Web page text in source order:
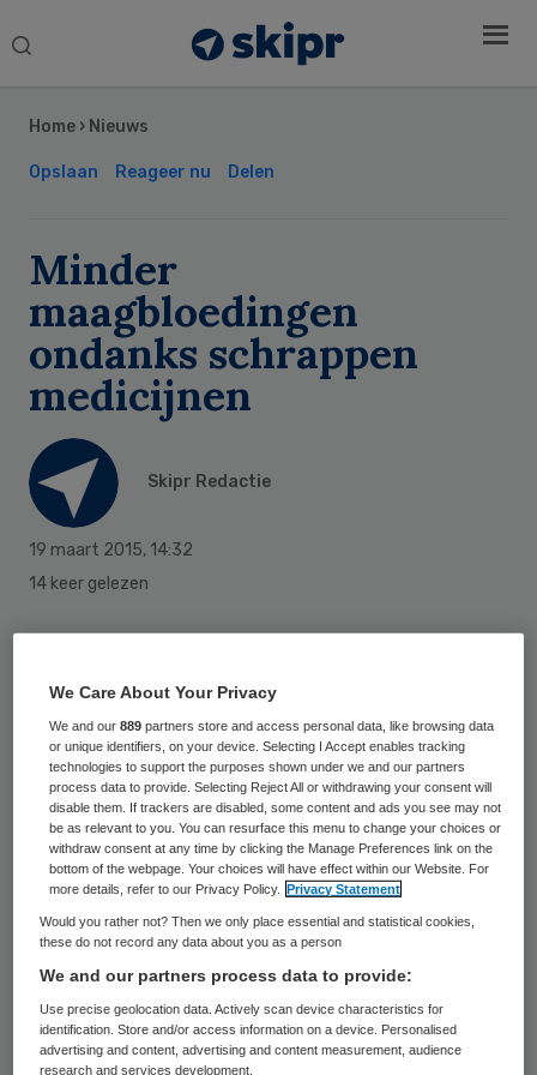
Search
Home › Nieuws
Opslaan Reageer nu Delen
Minder
maagbloedingen
ondanks schrappen
medicijnen
Skipr Redactie
19 maart 2015, 14:32
14 keer gelezen
maagbloeding zouden krijgen sinds in 2012
is bezuinigd op de vergoeding van
maagzuurremmers is niet uitgekomen.
Onderzoek dat minister Edith Schippers
(Volksgezondheid) donderdag naar de
Tweede Kamer stuurde, wijst uit dat het
aantal maagbloedingen in Nederland met 29
procent is gedaald, van ruim 5800 in 2010
tot 4118 in 2013. Ook blijkt dat meer
patiënten met een verhoogd risico op
Sidebar
We Care About Your Privacy
We and our889 partners store and access personal data, like browsing data
or unique identifiers, on your device. Selecting I Accept enables tracking
technologies to support the purposes shown under we and our partners
process data to provide. Selecting Reject All or withdrawing your consent will
disable them. If trackers are disabled, some content and ads you see may not
be as relevant to you. You can resurface this menu to change your choices or
withdraw consent at any time by clicking the Manage Preferences link on the
bottom of the webpage. Your choices will have effect within our Website. For
more details, refer to our Privacy Policy.
Privacy Statement
Would you rather not? Then we only place essential and statistical cookies,
these do not record any data about you as a person
We and our partners process data to provide:
Use precise geolocation data. Actively scan device characteristics for
identification. Store and/or access information on a device. Personalised
advertising and content, advertising and content measurement, audience
research and services development.